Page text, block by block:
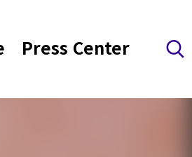
Press Center 검색 레이어 열기